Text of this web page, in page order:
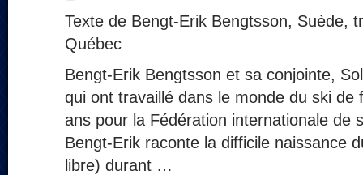
Texte de Bengt-Erik Bengtsson, Suède,
Québec
Bengt-Erik Bengtsson et sa conjointe,
qui ont travaillé dans le monde du ski de
ans pour la Fédération internationale de
Bengt-Erik raconte la difficile naissance
libre) durant …